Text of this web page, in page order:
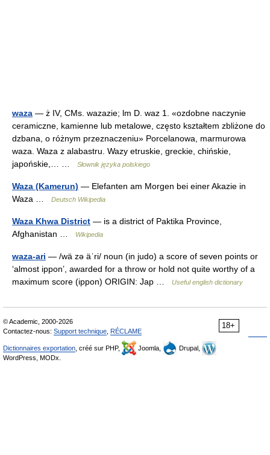
waza — ż IV, CMs. wazazie; lm D. waz 1. «ozdobne naczynie
ceramiczne, kamienne lub metalowe, często kształtem zbliżone do
dzbana, o różnym przeznaczeniu» Porcelanowa, marmurowa
waza. Waza z alabastru. Wazy etruskie, greckie, chińskie,
japońskie,… …
Słownik języka polskiego
Waza (Kamerun) — Elefanten am Morgen bei einer Akazie in
Waza …
Deutsch Wikipedia
Waza Khwa District — is a district of Paktika Province,
Afghanistan …
Wikipedia
waza-ari — /wä zə äˈri/ noun (in judo) a score of seven points or
‘almost ippon’, awarded for a throw or hold not quite worthy of a
maximum score (ippon) ORIGIN: Jap …
Useful english dictionary
18+
© Academic, 2000-2026
Contactez-nous: Support technique RÉCLAME
Dictionnaires exportation , créé sur PHP, Joomla,
Drupal,
WordPress, MODx.